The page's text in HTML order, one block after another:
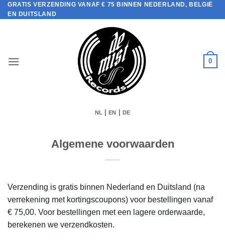
Ga
naar
GRATIS VERZENDING VANAF € 75 BINNEN NEDERLAND, BELGIË
EN DUITSLAND
0
NL |EN DE
Algemene voorwaarden
Verzending is gratis binnen Nederland en Duitsland (na
verrekening met kortingscoupons) voor bestellingen vanaf
€ 75,00. Voor bestellingen met een lagere orderwaarde,
berekenen we verzendkosten.